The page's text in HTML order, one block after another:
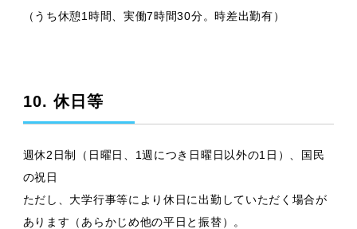
（うち休憩1時間、実働7時間30分。時差出勤有）
10. 休日等
週休2日制（日曜日、1週につき日曜日以外の1日）、国民
の祝日
ただし、大学行事等により休日に出勤していただく場合が
あります（あらかじめ他の平日と振替）。